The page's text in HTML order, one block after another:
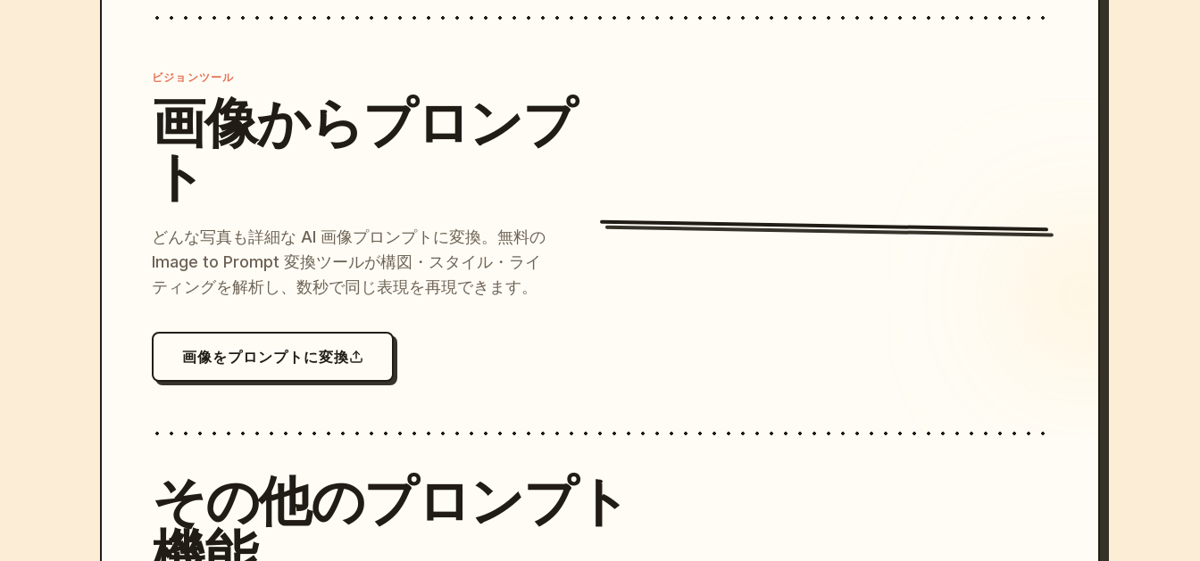
ビジョンツール
画像からプロンプ
ト
どんな写真も詳細な AI 画像プロンプトに変換。無料の
Image to Prompt 変換ツールが構図・スタイル・ライ
ティングを解析し、数秒で同じ表現を再現できます。
画像をプロンプトに変換
その他のプロンプト